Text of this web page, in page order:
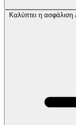
Καλύπτει η ασφάλιση